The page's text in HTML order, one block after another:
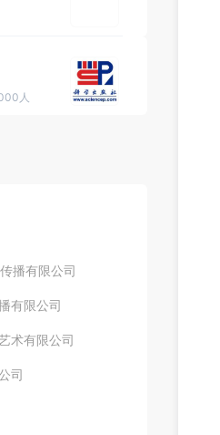
人
播有限公司
有限公司
术有限公司
司